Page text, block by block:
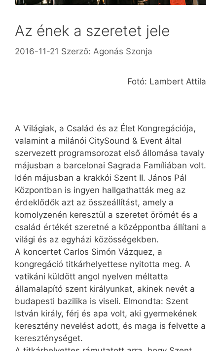
Az ének a szeretet jele
2016-11-21 Szerző: Agonás Szonja
Fotó: Lambert Attila
A Világiak, a Család és az Élet Kongregációja,
valamint a milánói CitySound & Event által
szervezett programsorozat első állomása tavaly
májusban a barcelonai Sagrada Famíliában volt.
Idén májusban a krakkói Szent II. János Pál
Központban is ingyen hallgathatták meg az
érdeklődők azt az összeállítást, amely a
komolyzenén keresztül a szeretet örömét és a
család értékét szeretné a középpontba állítani a
világi és az egyházi közösségekben.
A koncertet Carlos Simón Vázquez, a
kongregáció titkárhelyettese nyitotta meg. A
vatikáni küldött angol nyelven méltatta
államalapító szent királyunkat, akinek nevét a
budapesti bazilika is viseli. Elmondta: Szent
István király, férj és apa volt, aki gyermekének
keresztény nevelést adott, és maga is felvette a
kereszténységet.